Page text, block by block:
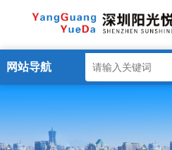
网站导航